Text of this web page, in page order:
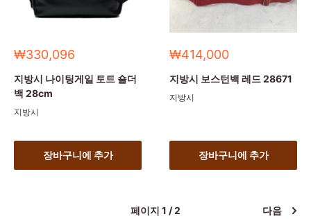
세
가
₩330,096
지방시 나이팅게일 토트 숄더
백 28cm
지방시
장바구니에 추가
세
가
₩414,000
지방시 보스턴백 레드 28671
지방시
장바구니에 추가
페이지 1 / 2 다음